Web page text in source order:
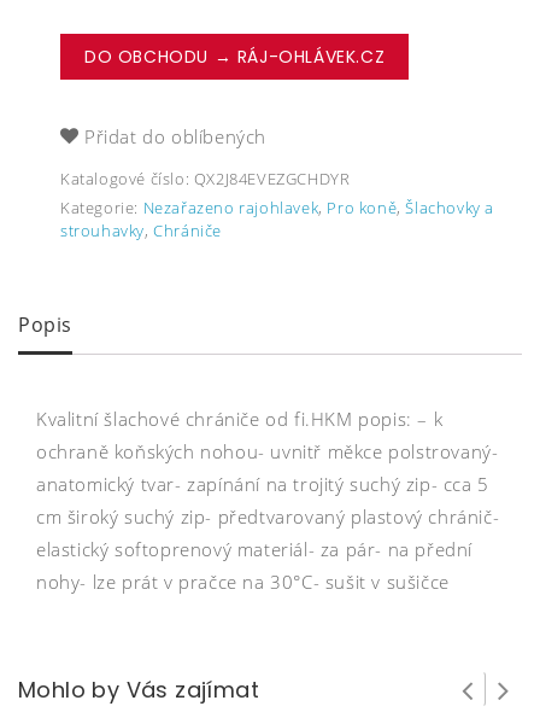
DO OBCHODU → RÁJ-OHLÁVEK.CZ
Přidat do oblíbených
Katalogové číslo: QX2J84EVEZGCHDYR
Kategorie: Nezařazeno rajohlavek, Pro koně,Šlachovky a
strouhavky,Chrániče
Popis
Kvalitní šlachové chrániče od fi.HKM popis: – k
ochraně koňských nohou- uvnitř měkce polstrovaný-
anatomický tvar- zapínání na trojitý suchý zip- cca 5
cm široký suchý zip- předtvarovaný plastový chránič-
elastický softoprenový materiál- za pár- na přední
nohy- lze prát v pračce na 30°C- sušit v sušičce
Mohlo by Vás zajímat